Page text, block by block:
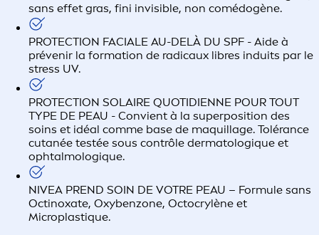
sans effet gras, fini invisible, non comédogène.
PROTECTION FACIALE AU-DELÀ DU SPF - Aide à
prévenir la formation de radicaux libres induits par le
stress UV.
PROTECTION SOLAIRE QUOTIDIENNE POUR TOUT
TYPE DE PEAU - Convient à la superposition des
soins et idéal comme base de maquillage. Tolérance
cutanée testée sous contrôle dermatologique et
ophtalmologique.
NIVEA PREND SOIN DE VOTRE PEAU – Formule sans
Octinoxate, Oxybenzone, Octocrylène et
Microplastique.